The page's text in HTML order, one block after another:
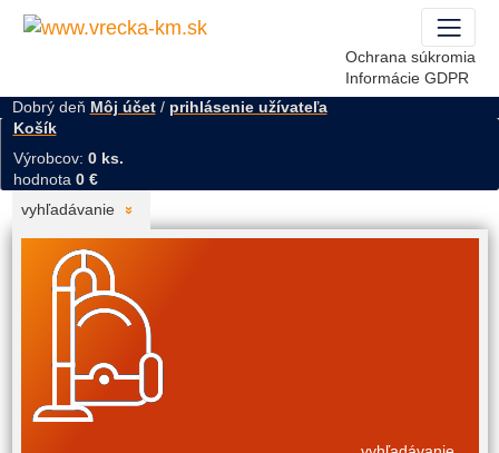
Ochrana súkromia
Informácie GDPR
Dobrý deň Môj účet/ prihlásenie užívateľa
Košík
Výrobcov: 0 ks.
hodnota 0 €
vyhľadávanie